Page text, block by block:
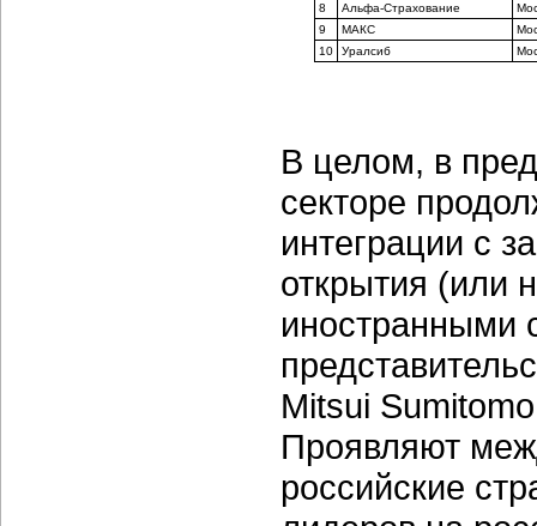
8
Альфа-Страхование
9
МАКС
10
Уралсиб
В целом, в
секторе
интеграции с
открытия (или
иностранными
Mitsui
Проявляют
российские